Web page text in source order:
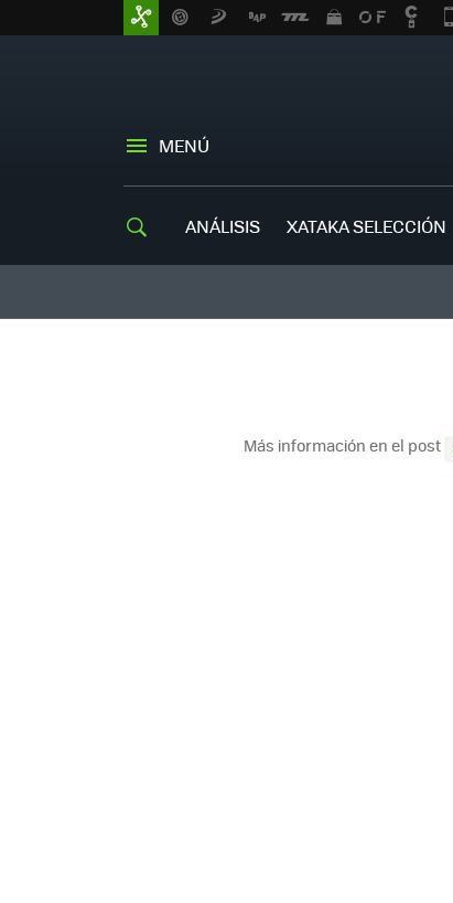
MENÚ
ANÁLISIS XATAKA SELECCIÓN
Más información en el post